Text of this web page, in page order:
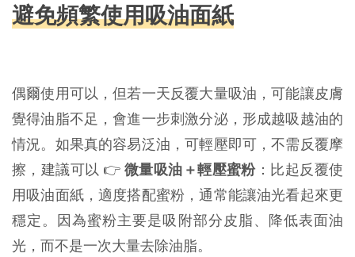
避免頻繁使用吸油面紙
偶爾使用可以，但若一天反覆大量吸油，可能讓皮膚
覺得油脂不足，會進一步刺激分泌，形成越吸越油的
情況。如果真的容易泛油，可輕壓即可，不需反覆摩
擦，建議可以 👉 微量吸油＋輕壓蜜粉：比起反覆使
用吸油面紙，適度搭配蜜粉，通常能讓油光看起來更
穩定。因為蜜粉主要是吸附部分皮脂、降低表面油
光，而不是一次大量去除油脂。